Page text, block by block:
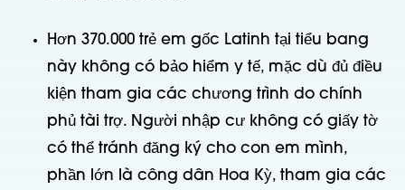
Hơn 370.000 trẻ em gốc Latinh tại tiểu bang
này không có bảo hiểm y tế, mặc dù đủ điều
kiện tham gia các chương trình do chính
phủ tài trợ. Người nhập cư không có giấy tờ
có thể tránh đăng ký cho con em mình,
phần lớn là công dân Hoa Kỳ, tham gia các